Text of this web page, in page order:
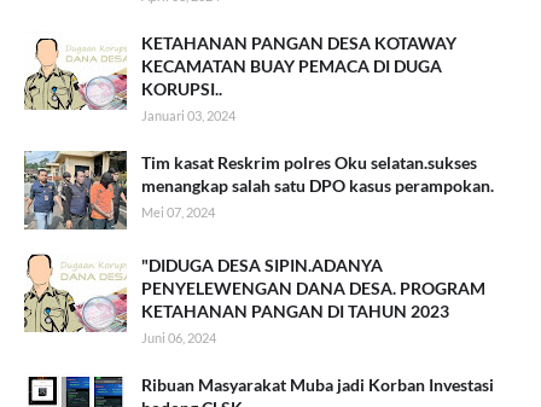
KETAHANAN PANGAN DESA KOTAWAY
KECAMATAN BUAY PEMACA DI DUGA
KORUPSI..
Januari 03, 2024
Tim kasat Reskrim polres Oku selatan.sukses
menangkap salah satu DPO kasus perampokan.
Mei 07, 2024
"DIDUGA DESA SIPIN.ADANYA
PENYELEWENGAN DANA DESA. PROGRAM
KETAHANAN PANGAN DI TAHUN 2023
Juni 06, 2024
Ribuan Masyarakat Muba jadi Korban Investasi